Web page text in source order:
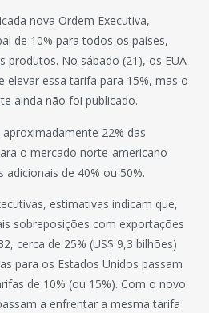
nova Ordem Executiva,
de 10% para todos os países,
produtos. No sábado (21), os EUA
elevar essa tarifa para 15%, mas o
ainda não foi publicado.
22% das
o mercado norte-americano
de 40% ou 50%.
estimativas indicam que,
sobreposições com exportações
cerca de 25% (US$ 9,3 bilhões)
para os Estados Unidos passam
de 10% (ou 15%). Com o novo
a enfrentar a mesma tarifa